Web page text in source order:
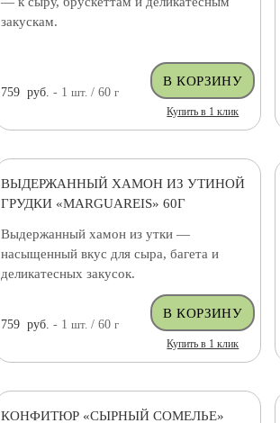
закускам.
759 руб. - 1 шт./ 60 г
Купить в 1 клик
ВЫДЕРЖАННЫЙ ХАМОН ИЗ УТИНОЙ
ГРУДКИ «MARGUAREIS» 60Г
Выдержанный хамон из утки —
насыщенный вкус для сыра, багета и
деликатесных закусок.
759 руб. - 1 шт./ 60 г
Купить в 1 клик
КОНФИТЮР «СЫРНЫЙ СОМЕЛЬЕ»